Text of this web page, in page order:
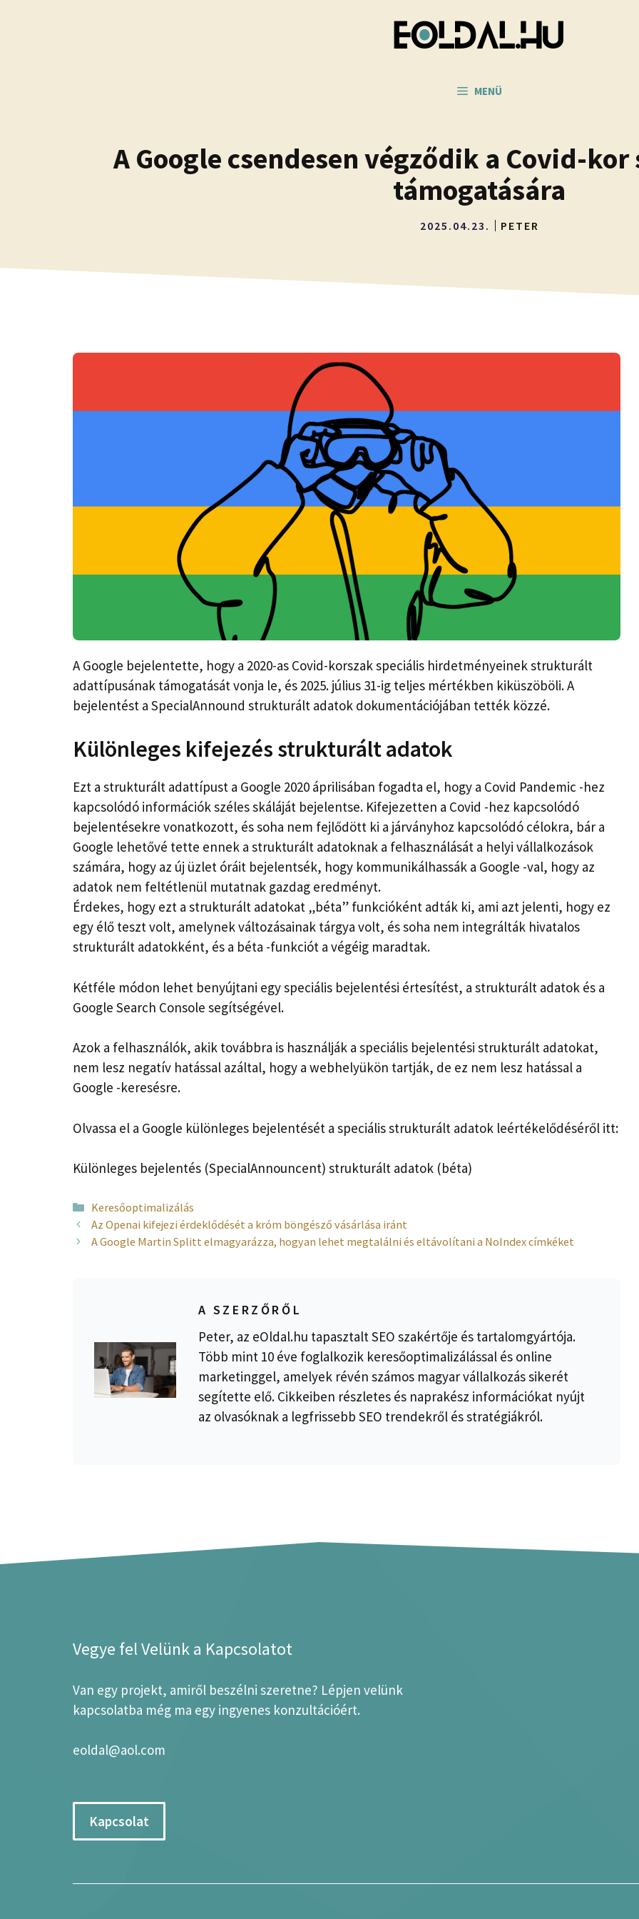
MENÜ
A Google csendesen végződik a Covid-
támogatására
2025.04.23. PETER
A Google bejelentette, hogy a 2020-as Covid-korszak speciális hirdetményeinek strukturált
adattípusának támogatását vonja le, és 2025. július 31-ig teljes mértékben kiküszöböli. A
bejelentést a SpecialAnnound strukturált adatok dokumentációjában tették közzé.
Különleges kifejezés strukturált adatok
Ezt a strukturált adattípust a Google 2020 áprilisában fogadta el, hogy a Covid Pandemic -hez
kapcsolódó információk széles skáláját bejelentse. Kifejezetten a Covid -hez kapcsolódó
bejelentésekre vonatkozott, és soha nem fejlődött ki a járványhoz kapcsolódó célokra, bár a
Google lehetővé tette ennek a strukturált adatoknak a felhasználását a helyi vállalkozások
számára, hogy az új üzlet óráit bejelentsék, hogy kommunikálhassák a Google -val, hogy az
adatok nem feltétlenül mutatnak gazdag eredményt.
Érdekes, hogy ezt a strukturált adatokat „béta” funkcióként adták ki, ami azt jelenti, hogy ez
egy élő teszt volt, amelynek változásainak tárgya volt, és soha nem integrálták hivatalos
strukturált adatokként, és a béta -funkciót a végéig maradtak.
Kétféle módon lehet benyújtani egy speciális bejelentési értesítést, a strukturált adatok és a
Google Search Console segítségével.
Azok a felhasználók, akik továbbra is használják a speciális bejelentési strukturált adatokat,
nem lesz negatív hatással azáltal, hogy a webhelyükön tartják, de ez nem lesz hatással a
Google -keresésre.
Olvassa el a Google különleges bejelentését a speciális strukturált adatok leértékelődéséről itt:
Különleges bejelentés (SpecialAnnouncent) strukturált adatok (béta)
Kategória
Keresőoptimalizálás
Az Openai kifejezi érdeklődését a króm böngésző vásárlása iránt
A Google Martin Splitt elmagyarázza, hogyan lehet megtalálni és eltávolítani a NoIndex címkéket
A SZERZŐRŐL
Peter, az eOldal.hu tapasztalt SEO szakértője és tartalomgyártója.
Több mint 10 éve foglalkozik keresőoptimalizálással és online
marketinggel, amelyek révén számos magyar vállalkozás sikerét
segítette elő. Cikkeiben részletes és naprakész információkat nyújt
az olvasóknak a legfrissebb SEO trendekről és stratégiákról.
Vegye fel Velünk a Kapcsolatot
Van egy projekt, amiről beszélni szeretne? Lépjen velünk
kapcsolatba még ma egy ingyenes konzultációért.
eoldal@aol.com
Kapcsolat